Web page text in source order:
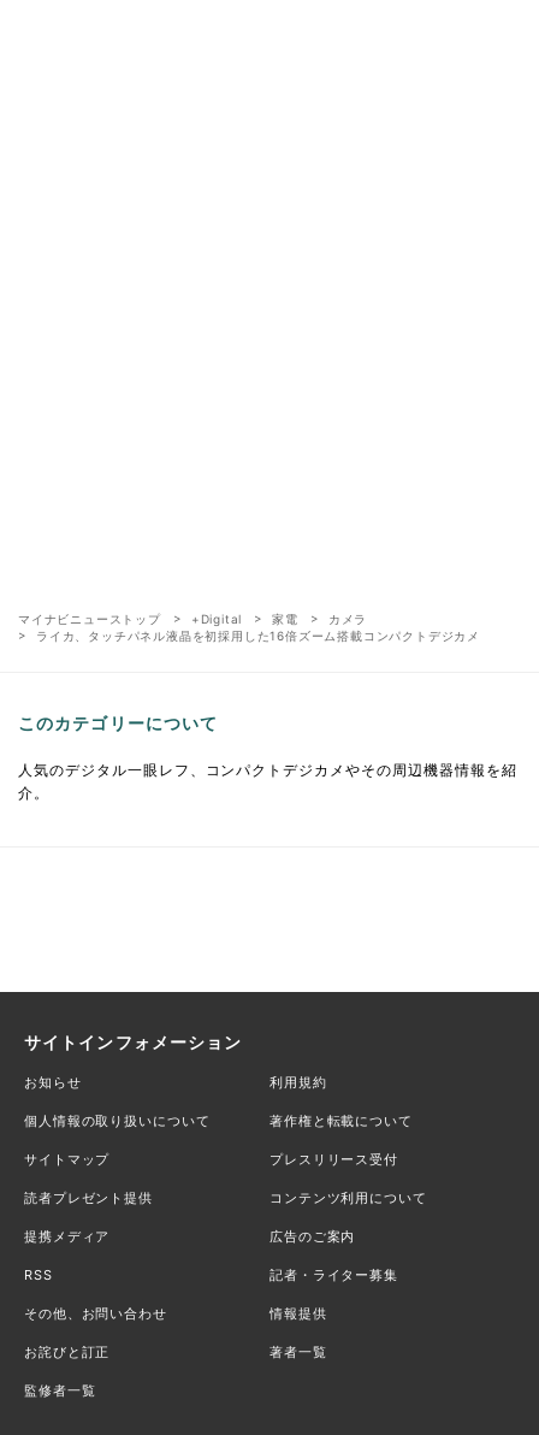
マイナビニューストップ +Digital 家電
カメラ
ライカ、タッチパネル液晶を初採用した16倍ズーム搭載コンパクトデジカメ
このカテゴリーについて
人気のデジタル一眼レフ、コンパクトデジカメやその周辺機器情報を紹
介。
サイトインフォメーション
お知らせ 利用規約
個人情報の取り扱いについて 著作権と転載について
サイトマップ プレスリリース受付
読者プレゼント提供 コンテンツ利用について
提携メディア 広告のご案内
RSS 記者・ライター募集
その他、お問い合わせ 情報提供
お詫びと訂正 著者一覧
監修者一覧